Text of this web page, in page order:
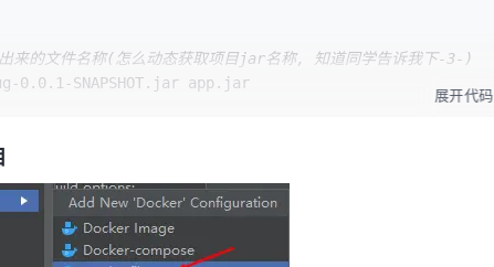
来的文件名称(怎么动态获取项目jar名称, 知道同学告诉我下-3-)
0.0.1-SNAPSHOT.jar app.jar
bug
--name work-bug
workbug:/logs
config work-bug
展开代码